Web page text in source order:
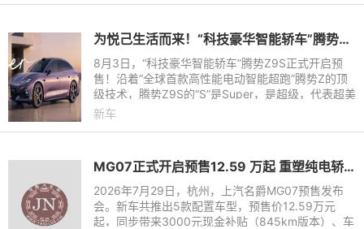
为悦己生活而来！“科技豪华智能轿车”腾势Z9S开启预售
8月3日，“科技豪华智能轿车”腾势Z9S正式开启预
售！沿着“全球首款高性能电动智能超跑”腾势Z的顶
级技术，腾势Z9S的“S”是Super，是超级，代表超美
颜值、超长续航、超强驾控和超级智能，为悦己生活
新车
MG07正式开启预售12.59 万起 重塑纯电轿跑市场新标杆
2026年7月29日，杭州，上汽名爵MG07预售发布
会。新车共推出5款配置车型，预售价12.59万元
起，同步带来3000元现金补贴（845km版本）、车